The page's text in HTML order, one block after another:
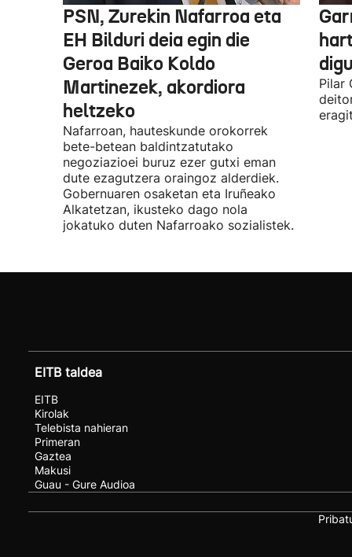
PSN, Zurekin Nafarroa eta
EH Bilduri deia egin die
Geroa Baiko Koldo
Martinezek, akordiora
heltzeko
Nafarroan, hauteskunde orokorrek
bete-betean baldintzatutako
negoziazioei buruz ezer gutxi eman
dute ezagutzera oraingoz alderdiek.
Gobernuaren osaketan eta Iruñeako
Alkatetzan, ikusteko dago nola
jokatuko duten Nafarroako sozialistek.
Pilar
EITB taldea
EITB
Kirolak
Telebista nahieran
Primeran
Gaztea
Makusi
Guau - Gure Audioa